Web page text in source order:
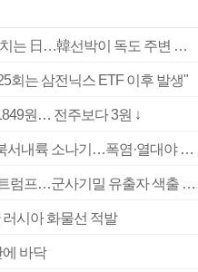
[속보] 여전히 ‘독도는 우리땅’ 외치는 日…韓선박이 독도 주변 해양조사 활동하자 반발
회는 삼전닉스 ETF 이후 발생"
원… 전주보다 3원 ↓
부산 울산 경남 구름 많고 경남 북서내륙 소나기…폭염·열대야 계속
‘탄약 부족 사태’ 보도에 격노한 트럼프…군사기밀 유출자 색출 지시
러시아 화물선 적발
바닥